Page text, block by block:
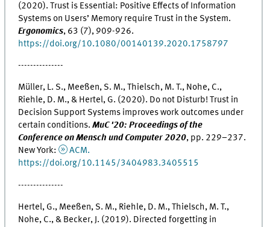
(2020). Trust is Essential: Positive Effects of Information
Systems on Users’ Memory require Trust in the System.
Ergonomics, 63 (7), 909-926.
https://doi.org/10.1080/00140139.2020.1758797
---------------
Müller, L. S., Meeßen, S. M., Thielsch, M. T., Nohe, C.,
Riehle, D. M., & Hertel, G. (2020). Do not Disturb! Trust in
Decision Support Systems improves work outcomes under
certain conditions.MuC '20: Proceedings of the
Conference on Mensch und Computer 2020, pp. 229–237.
New York:
ACM.
https://doi.org/10.1145/3404983.3405515
---------------
Hertel, G., Meeßen, S. M., Riehle, D. M., Thielsch, M. T.,
Nohe, C., & Becker, J. (2019). Directed forgetting in